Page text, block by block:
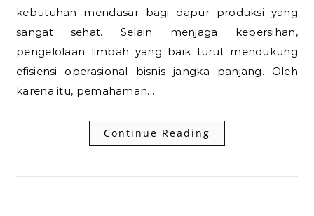
kebutuhan mendasar bagi dapur produksi yang
sangat sehat. Selain menjaga kebersihan,
pengelolaan limbah yang baik turut mendukung
efisiensi operasional bisnis jangka panjang. Oleh
karena itu, pemahaman…
Continue Reading